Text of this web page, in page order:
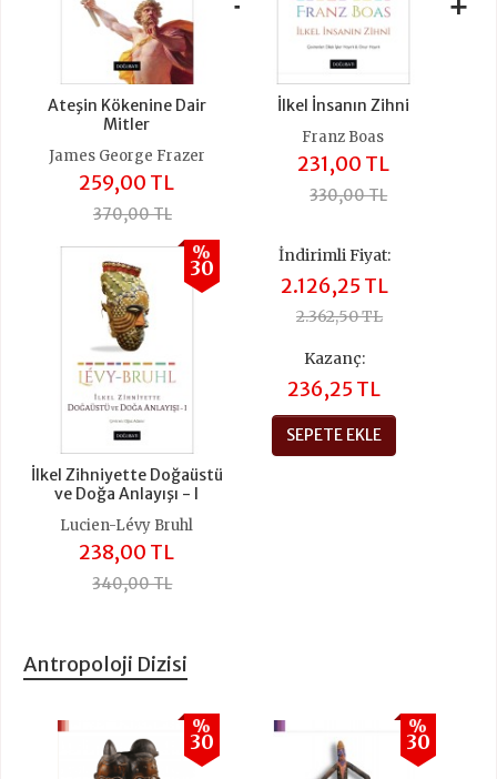
Ateşin Kökenine Dair
Mitler
James George Frazer
259,00 TL
370,00 TL
İlkel İnsanın Zihni
Franz Boas
231,00 TL
330,00 TL
İlkel Zihniyette Doğaüstü
ve Doğa Anlayışı - I
%
30
Lucien-Lévy Bruhl
238,00 TL
340,00 TL
İndirimli Fiyat:
2.126,25 TL
2.362,50 TL
Kazanç:
236,25 TL
SEPETE EKLE
Antropoloji Dizisi
%
30
%
30